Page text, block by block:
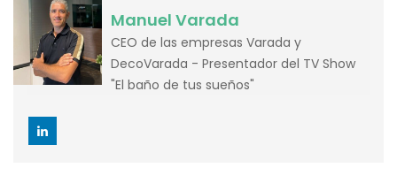
Manuel Varada
CEO de las empresas Varada y
DecoVarada - Presentador del TV Show
"El baño de tus sueños"